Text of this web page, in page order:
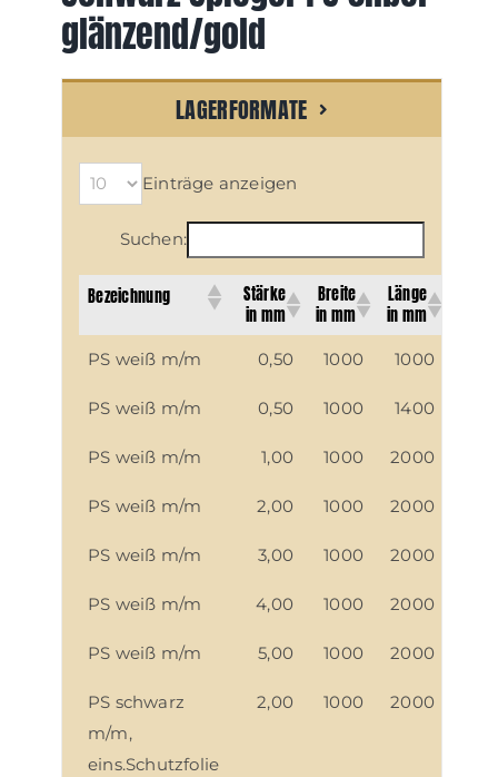
glänzend/gold
LAGERFORMATE
Einträge anzeigen
Suchen:
Bezeichnung
Stärke
in mm
Breite
in mm
Länge
in mm
PS weiß m/m 0,50 1000 1000
PS weiß m/m 0,50 1000 1400
PS weiß m/m 1,00 1000 2000
PS weiß m/m 2,00 1000 2000
PS weiß m/m 3,00 1000 2000
PS weiß m/m 4,00 1000 2000
PS weiß m/m 5,00 1000 2000
PS schwarz
m/m,
eins.Schutzfolie
2,00 1000 2000